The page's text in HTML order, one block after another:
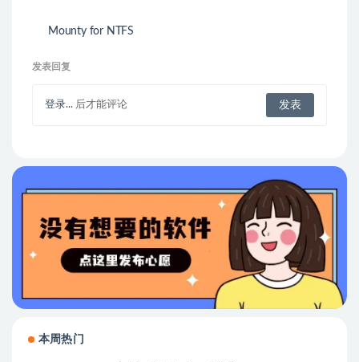
Mounty for NTFS
发表回复
登录... 后才能评论
本周热门